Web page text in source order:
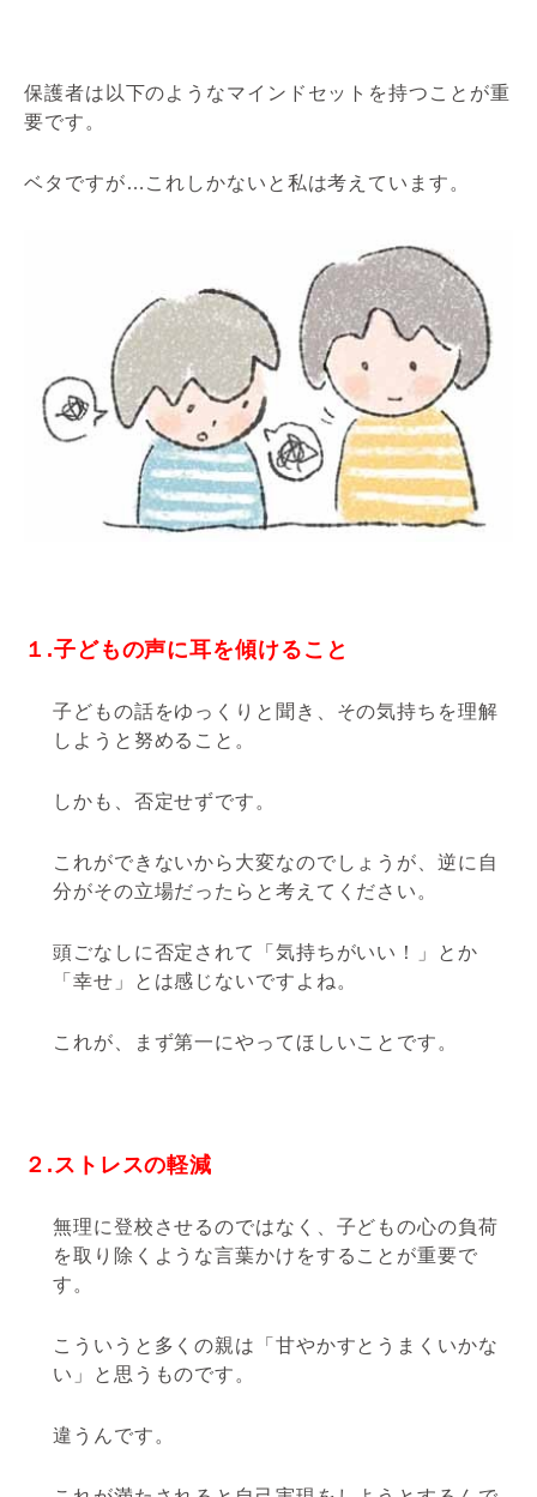
保護者は以下のようなマインドセットを持つことが重
要です。
ベタですが…これしかないと私は考えています。
１.子どもの声に耳を傾けること
子どもの話をゆっくりと聞き、その気持ちを理解
しようと努めること。
しかも、否定せずです。
これができないから大変なのでしょうが、逆に自
分がその立場だったらと考えてください。
頭ごなしに否定されて「気持ちがいい！」とか
「幸せ」とは感じないですよね。
これが、まず第一にやってほしいことです。
２.ストレスの軽減
無理に登校させるのではなく、子どもの心の負荷
を取り除くような言葉かけをすることが重要で
す。
こういうと多くの親は「甘やかすとうまくいかな
い」と思うものです。
違うんです。